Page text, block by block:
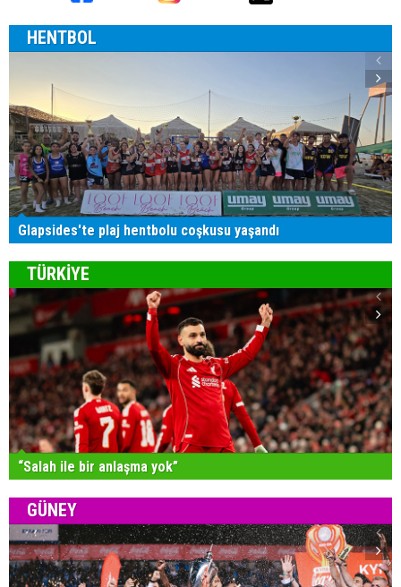
HENTBOL
Glapsides'te plaj hentbolu coşkusu yaşandı
TÜRKİYE
“Salah ile bir anlaşma yok”
GÜNEY